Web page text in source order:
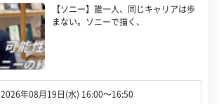
【ソニー】誰一人、同じキャリアは歩
まない。ソニーで描く、
2026年08月19日(水) 16:00〜16:50